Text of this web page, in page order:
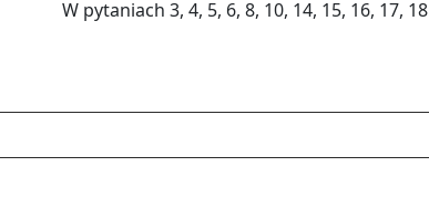
W py­ta­niach 3, 4, 5, 6, 8, 10, 14, 15, 16, 17, 18